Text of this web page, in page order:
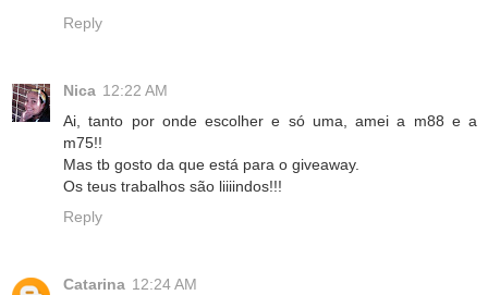
Reply
Nica 12:22 AM
Ai, tanto por onde escolher e só uma, amei a m88 e a
m75!!
Mas tb gosto da que está para o giveaway.
Os teus trabalhos são liiiindos!!!
Reply
Catarina 12:24 AM